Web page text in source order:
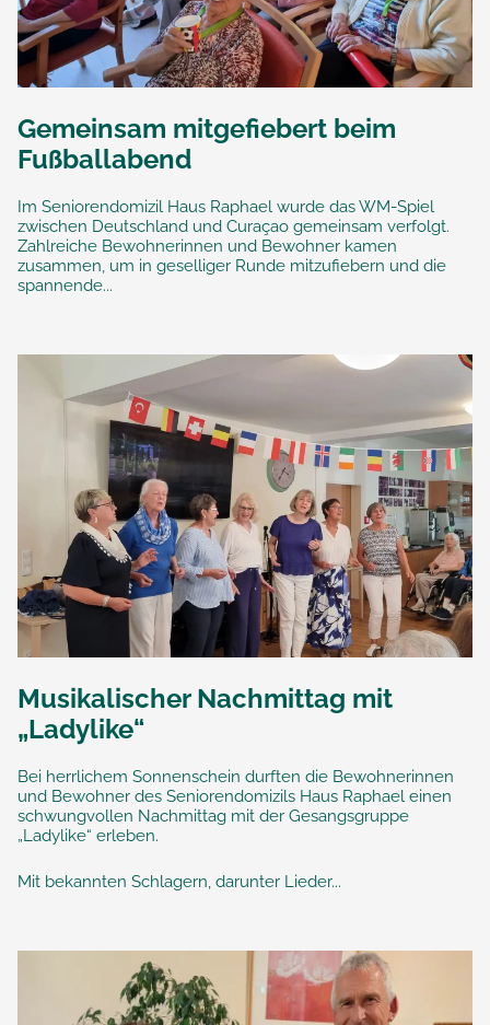
Gemeinsam mitgefiebert beim
Fußballabend
Im Seniorendomizil Haus Raphael wurde das WM-Spiel
zwischen Deutschland und Curaçao gemeinsam verfolgt.
Zahlreiche Bewohnerinnen und Bewohner kamen
zusammen, um in geselliger Runde mitzufiebern und die
spannende...
Musikalischer Nachmittag mit
„Ladylike“
Bei herrlichem Sonnenschein durften die Bewohnerinnen
und Bewohner des Seniorendomizils Haus Raphael einen
schwungvollen Nachmittag mit der Gesangsgruppe
„Ladylike“ erleben.
Mit bekannten Schlagern, darunter Lieder...